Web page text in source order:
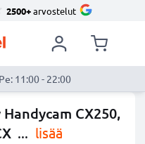
2500+arvostelut
11:00 - 22:00
CX250,
... lisää